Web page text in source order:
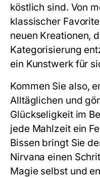
köstlich sind. Von
klassischer
neuen Kreationen,
Kategorisierung
ein Kunstwerk für
Kommen Sie also,
Alltäglichen und
Glückseligkeit im
jede Mahlzeit ein
Bissen bringt Sie
Nirvana einen
Magie selbst und